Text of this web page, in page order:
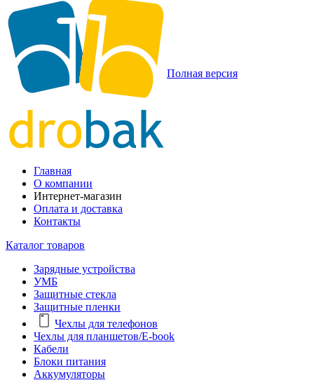
Полная версия
Главная
О компании
Интернет-магазин
Оплата и доставка
Контакты
Каталог товаров
Зарядные устройства
УМБ
Защитные стекла
Защитные пленки
Чехлы для телефонов
Чехлы для планшетов/E-book
Кабели
Блоки питания
Аккумуляторы